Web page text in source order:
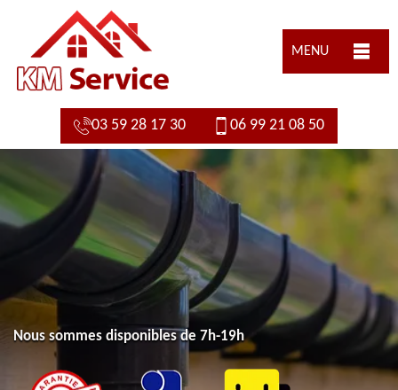
MENU
03 59 28 17 30 06 99 21 08 50
Nous sommes disponibles de 7h-19h